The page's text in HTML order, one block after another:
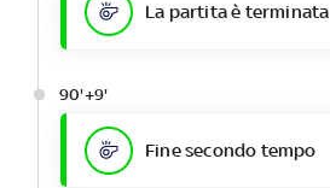
La partita è terminata
90'+9'
Fine secondo tempo